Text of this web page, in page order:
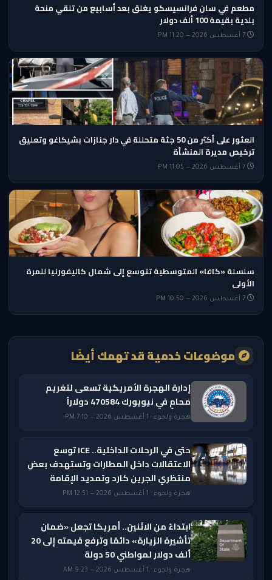
مطعم في سان فرانسيسكو يغلق بعد أسابيع من تلقي منحة
بلدية بقيمة 100 ألف دولار
العثور على أكثر من 50 جثة متحللة في دار جنازات بشيكاغو وتعليق
ترخيص مديرة المنشأة
سلسلة «كافا» المتوسطية تتوسع إلى شمال كاليفورنيا للمرة
الأولى
موضوعات خدمية قد تهمك أيضًا
إدارة الهجرة الأمريكية تسعى لتغريم
محامٍ في نيويورك 470584 دولاراً
هجرة ولجوء · 1 أغسطس 2026 — 7:10 PM
حتى في الرحلات الداخلية.. ICE توسع
الاعتقالات داخل المطارات وتستهدف بعض
منتظري الجرين كارد وتمديد الإقامة
هجرة ولجوء · 1 أغسطس 2026 — 12:51 PM
ابتداءً من الاثنين.. أمريكا تجعل «ضمان
تأشيرة الزيارة» دائمًا وترفع قيمته إلى 20
ألف دولار لمواطني 50 دولة
هجرة ولجوء · 1 أغسطس 2026 — 9:23 AM